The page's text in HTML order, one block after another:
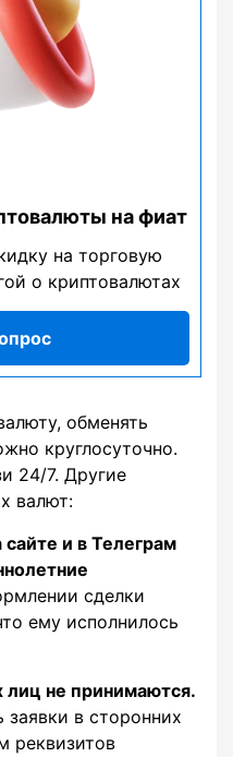
на фиат
на торговую
о криптовалютах
обменять
круглосуточно.
24/7. Другие
валют:
сайте и в Телеграм
сделки
ему исполнилось
лиц не принимаются.
заявки в сторонних
реквизитов